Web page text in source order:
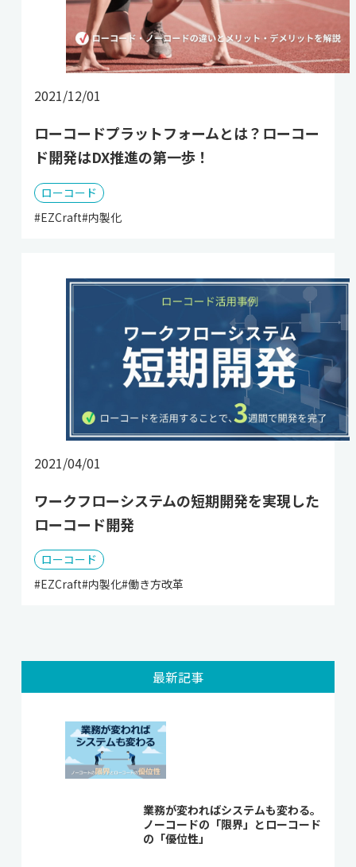
2021/12/01
ローコードプラットフォームとは？ローコー
ド開発はDX推進の第一歩！
ローコード
#EZCraft#内製化
2021/04/01
ワークフローシステムの短期開発を実現した
ローコード開発
ローコード
#EZCraft#内製化#働き方改革
最新記事
業務が変わればシステムも変わる。
ノーコードの「限界」とローコード
の「優位性」